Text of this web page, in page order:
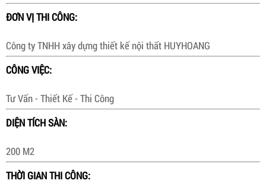
ĐƠN VỊ THI CÔNG:
Công ty TNHH xây dựng thiết kế nội thất HUYHOANG
CÔNG VIỆC:
Tư Vấn - Thiết Kế - Thi Công
DIỆN TÍCH SÀN:
200 M2
THỜI GIAN THI CÔNG: